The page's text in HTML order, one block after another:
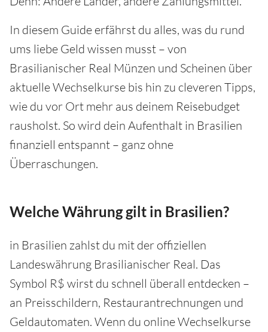
In diesem Guide erfährst du alles, was du rund
ums liebe Geld wissen musst – von
Brasilianischer Real Münzen und Scheinen über
aktuelle Wechselkurse bis hin zu cleveren Tipps,
wie du vor Ort mehr aus deinem Reisebudget
rausholst. So wird dein Aufenthalt in Brasilien
finanziell entspannt – ganz ohne
Überraschungen.
Welche Währung gilt in Brasilien?
in Brasilien zahlst du mit der offiziellen
Landeswährung Brasilianischer Real. Das
Symbol R$ wirst du schnell überall entdecken –
an Preisschildern, Restaurantrechnungen und
Geldautomaten. Wenn du online Wechselkurse